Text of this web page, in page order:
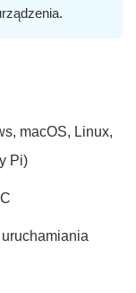
macOS, Linux,
Pi)